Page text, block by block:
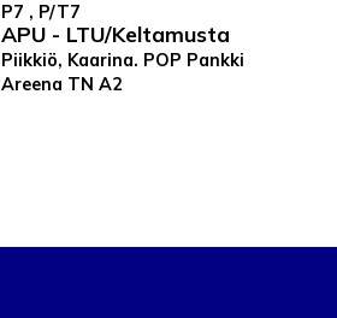
P7 , P/T7
APU - LTU/Keltamusta
Piikkiö, Kaarina. POP Pankki
Areena TN A2